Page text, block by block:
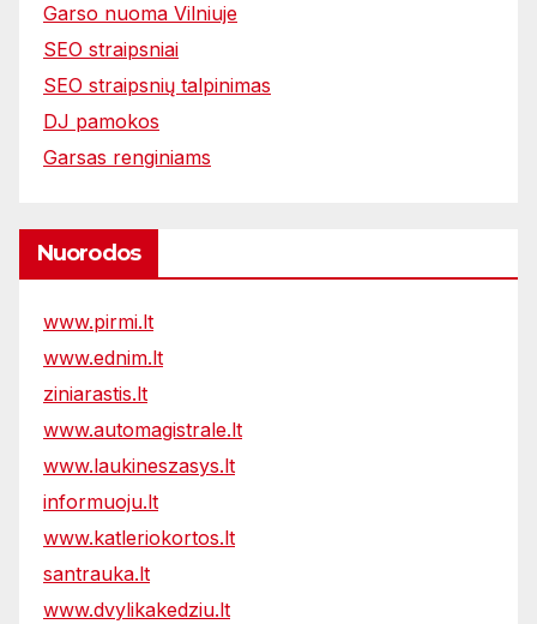
Garso nuoma Vilniuje
SEO straipsniai
SEO straipsnių talpinimas
DJ pamokos
Garsas renginiams
Nuorodos
www.pirmi.lt
www.ednim.lt
ziniarastis.lt
www.automagistrale.lt
www.laukineszasys.lt
informuoju.lt
www.katleriokortos.lt
santrauka.lt
www.dvylikakedziu.lt